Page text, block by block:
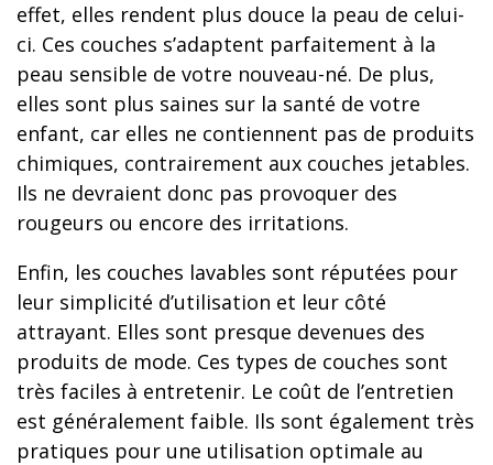
effet, elles rendent plus douce la peau de celui-
ci. Ces couches s’adaptent parfaitement à la
peau sensible de votre nouveau-né. De plus,
elles sont plus saines sur la santé de votre
enfant, car elles ne contiennent pas de produits
chimiques, contrairement aux couches jetables.
Ils ne devraient donc pas provoquer des
rougeurs ou encore des irritations.
Enfin, les couches lavables sont réputées pour
leur simplicité d’utilisation et leur côté
attrayant. Elles sont presque devenues des
produits de mode. Ces types de couches sont
très faciles à entretenir. Le coût de l’entretien
est généralement faible. Ils sont également très
pratiques pour une utilisation optimale au